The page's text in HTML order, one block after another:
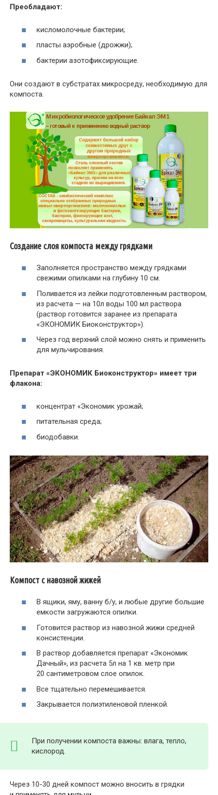
Преобладают:
кисломолочные бактерии;
пласты аэробные (дрожжи);
бактерии азотофиксирующие.
Они создают в субстратах микросреду, необходимую для
компоста.
Создание слоя компоста между грядками
Заполняется пространство между грядками
свежими опилками на глубину 10 см.
Поливается из лейки подготовленным раствором,
из расчета — на 10л воды 100 мл раствора
(раствор готовится заранее из препарата
«ЭКОНОМИК Биоконструктор»).
Через год верхний слой можно снять и применить
для мульчирования.
Препарат «ЭКОНОМИК Биоконструктор» имеет три
флакона:
концентрат «Экономик урожай;
питательная среда;
биодобавки.
Компост с навозной жижей
В ящики, яму, ванну б/у, и любые другие большие
емкости загружаются опилки.
Готовится раствор из навозной жижи средней
консистенции.
В раствор добавляется препарат «Экономик
Дачный», из расчета 5л на 1 кв. метр при
20 сантиметровом слое опилок.
Все тщательно перемешивается.
Закрывается полиэтиленовой пленкой.
При получении компоста важны: влага, тепло,
кислород.
Через 10-30 дней компост можно вносить в грядки